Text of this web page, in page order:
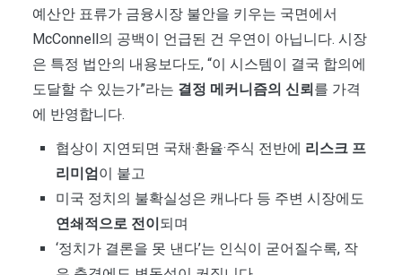
예산안 표류가 금융시장 불안을 키우는 국면에서
McConnell의 공백이 언급된 건 우연이 아닙니다. 시장
은 특정 법안의 내용보다도, “이 시스템이 결국 합의에
도달할 수 있는가”라는 결정 메커니즘의 신뢰를 가격
에 반영합니다.
협상이 지연되면 국채·환율·주식 전반에 리스크 프
리미엄이 붙고
미국 정치의 불확실성은 캐나다 등 주변 시장에도
연쇄적으로 전이되며
‘정치가 결론을 못 낸다’는 인식이 굳어질수록, 작